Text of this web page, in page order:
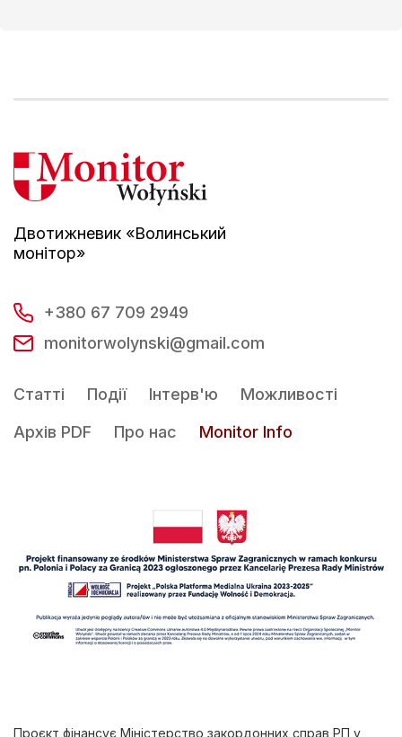
Двотижневик «Волинський
монітор»
+380 67 709 2949
monitorwolynski@gmail.com
Статті Події Інтерв'ю
Можливості
Архів PDF
Про нас Monitor Info
Проєкт фінансує Міністерство закордонних справ РП у